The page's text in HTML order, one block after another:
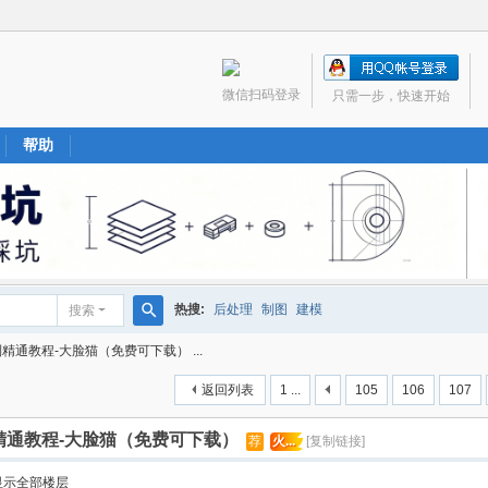
只需一步，快速开始
微信扫码登录
帮助
搜索
搜
热搜: 后处理 制图 建模
通教程-大脸猫（免费可下载） ...
1 ... 105 106 107
返回列表
教程-大脸猫（免费可下载） 荐 火... [复制链接]
示全部楼层